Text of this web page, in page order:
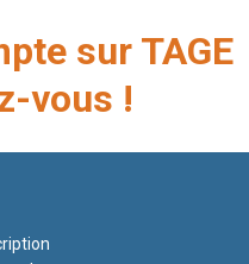
sur TAGE
vous !